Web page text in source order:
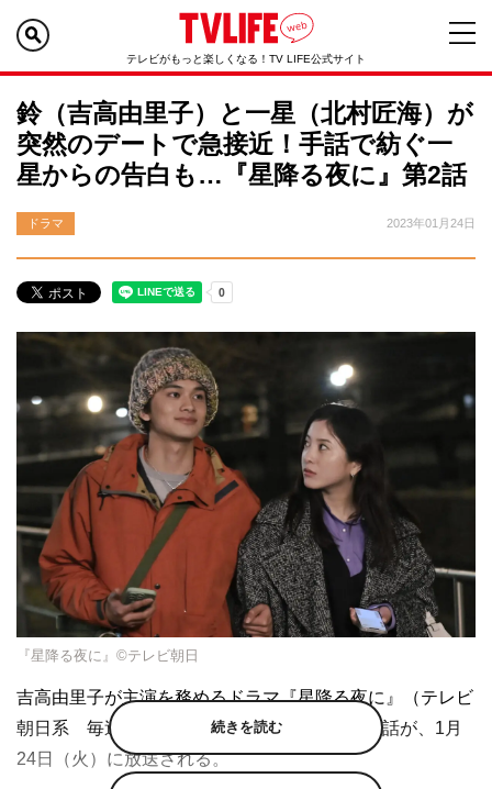
テレビがもっと楽しくなる！TV LIFE公式サイト
鈴（吉高由里子）と一星（北村匠海）が
突然のデートで急接近！手話で紡ぐ一
星からの告白も…『星降る夜に』第2話
ドラマ 2023年01月24日
『星降る夜に』©テレビ朝日
吉高由里子が主演を務めるドラマ『星降る夜に』（テレビ
朝日系 毎週火曜 午後9時～9時54分）の第2話が、1月
24日（火）に放送される。
続きを読む